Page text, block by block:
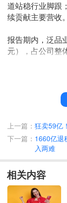
道站稳行业脚跟
续贡献主要营收。
报告期内，泛品
元），占公司整
现营业收入
华凯易佰表示，
的特点，品类涵
配件、户外运动
“泛品稳基盘、
品业务这一现金
用品、家具家居
上一篇： 狂卖59亿
下一篇： 1660亿退
入两难
相关内容